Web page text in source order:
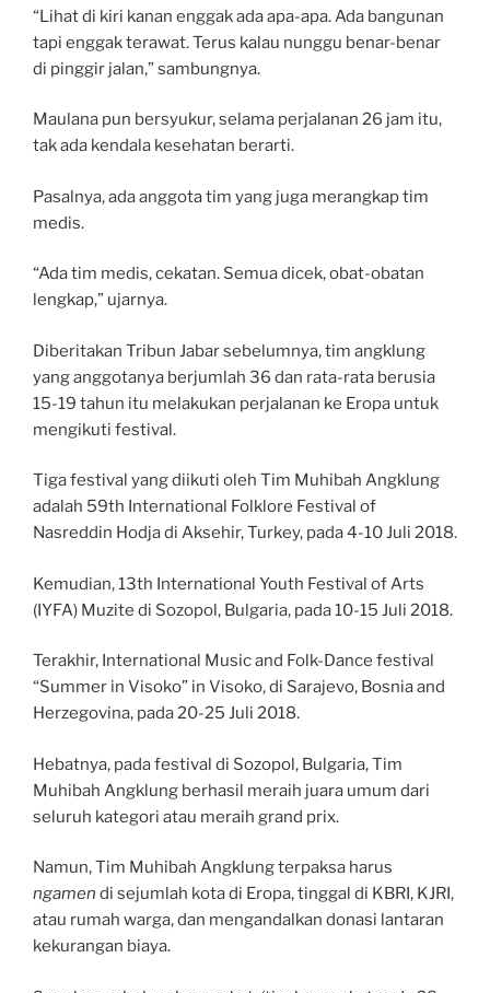
“Lihat di kiri kanan enggak ada apa-apa. Ada bangunan
tapi enggak terawat. Terus kalau nunggu benar-benar
di pinggir jalan,” sambungnya.
Maulana pun bersyukur, selama perjalanan 26 jam itu,
tak ada kendala kesehatan berarti.
Pasalnya, ada anggota tim yang juga merangkap tim
medis.
“Ada tim medis, cekatan. Semua dicek, obat-obatan
lengkap,” ujarnya.
Diberitakan Tribun Jabar sebelumnya, tim angklung
yang anggotanya berjumlah 36 dan rata-rata berusia
15-19 tahun itu melakukan perjalanan ke Eropa untuk
mengikuti festival.
Tiga festival yang diikuti oleh Tim Muhibah Angklung
adalah 59th International Folklore Festival of
Nasreddin Hodja di Aksehir, Turkey, pada 4-10 Juli 2018.
Kemudian, 13th International Youth Festival of Arts
(IYFA) Muzite di Sozopol, Bulgaria, pada 10-15 Juli 2018.
Terakhir, International Music and Folk-Dance festival
“Summer in Visoko” in Visoko, di Sarajevo, Bosnia and
Herzegovina, pada 20-25 Juli 2018.
Hebatnya, pada festival di Sozopol, Bulgaria, Tim
Muhibah Angklung berhasil meraih juara umum dari
seluruh kategori atau meraih grand prix.
Namun, Tim Muhibah Angklung terpaksa harus
ngamen di sejumlah kota di Eropa, tinggal di KBRI, KJRI,
atau rumah warga, dan mengandalkan donasi lantaran
kekurangan biaya.